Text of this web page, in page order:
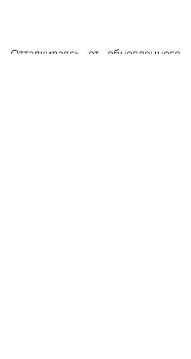
Отталкиваясь от обновленного